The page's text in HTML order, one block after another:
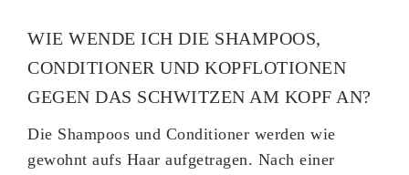
WIE WENDE ICH DIE SHAMPOOS,
CONDITIONER UND KOPFLOTIONEN
GEGEN DAS SCHWITZEN AM KOPF AN?
Die Shampoos und Conditioner werden wie
gewohnt aufs Haar aufgetragen. Nach einer